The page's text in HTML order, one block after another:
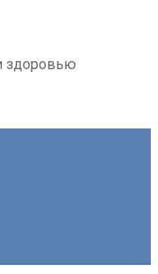
здоровью